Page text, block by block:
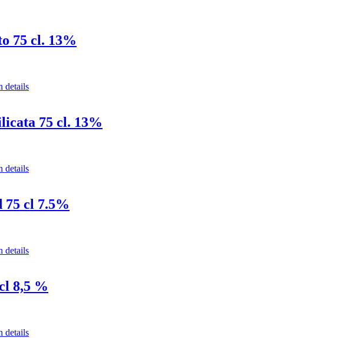
75 cl. 13%
details
75 cl. 13%
details
75 cl 7.5%
details
8,5 %
details